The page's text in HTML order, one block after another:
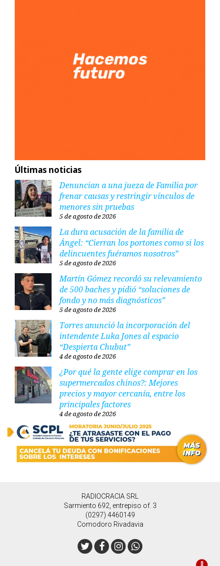
Últimas noticias
Denuncian a una jueza de Familia por
frenar causas y restringir vínculos de
menores sin pruebas
5 de agosto de 2026
La dura acusación de la familia de
Ángel: “Cierran los portones como si los
delincuentes fuéramos nosotros”
5 de agosto de 2026
Martín Gómez recordó su relevamiento
de 500 baches y pidió “soluciones de
fondo y no más diagnósticos”
5 de agosto de 2026
Torres anunció la incorporación del
intendente Luka Jones al espacio
“Despierta Chubut”
4 de agosto de 2026
¿Por qué la gente elige comprar en los
supermercados chinos?: Mejores
precios y mayor cercanía, entre los
principales factores
4 de agosto de 2026
RADIOCRACIA SRL
Sarmiento 692, entrepiso of. 3
(0297) 4460149
Comodoro Rivadavia